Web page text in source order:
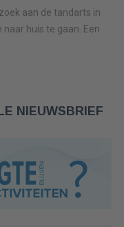
aan de tandarts in
huis te gaan. Een
NIEUWSBRIEF